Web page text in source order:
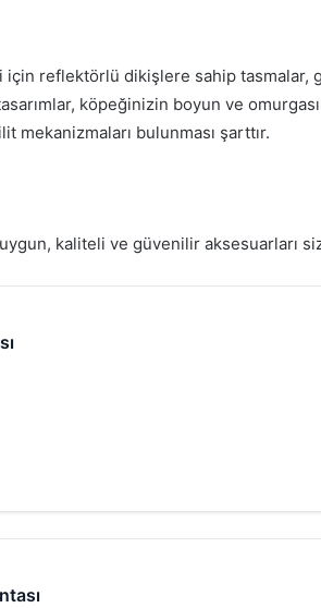
reflektörlü dikişlere sahip tasmalar,
köpeğinizin boyun ve
mekanizmaları bulunması şarttır.
uygun, kaliteli ve güvenilir aksesuarları